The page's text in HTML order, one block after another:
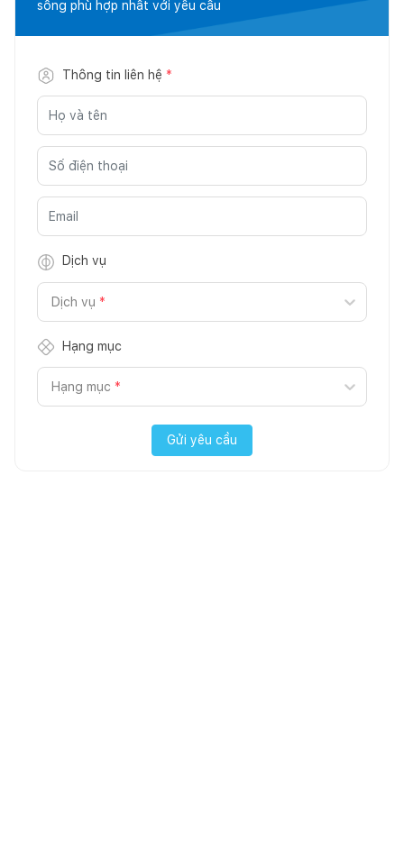
sống phù hợp nhất với yêu cầu
Thông tin liên hệ *
Dịch vụ
Dịch vụ *
Hạng mục
Hạng mục *
Gửi yêu cầu